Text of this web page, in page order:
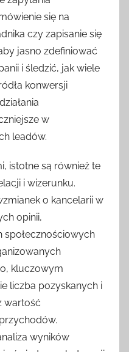
się na
czy zapisanie się
jasno zdefiniować
i śledzić, jak wiele
konwersji
w
leadów.
istotne są również te
i wizerunku.
o kancelarii w
opinii,
społecznościowych
kluczowym
liczba pozyskanych i
wartość
wyników